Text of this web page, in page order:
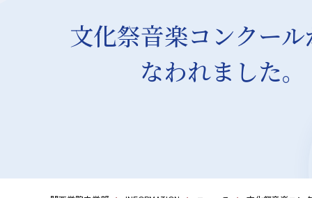
文化祭音楽コンクー
なわれました。